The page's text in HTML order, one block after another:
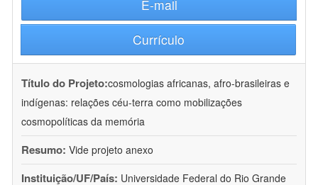
E-mail
Currículo
Título do Projeto:cosmologias africanas, afro-brasileiras e
indígenas: relações céu-terra como mobilizações
cosmopolíticas da memória
Resumo: Vide projeto anexo
Instituição/UF/País: Universidade Federal do Rio Grande